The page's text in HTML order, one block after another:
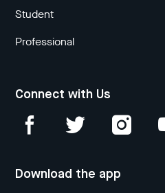
Student
Professional
Connect with Us
Download the app